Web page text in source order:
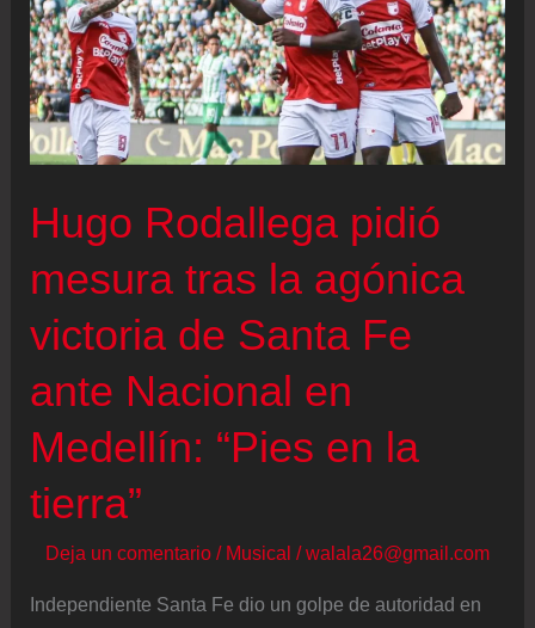
Tolima
en
Ibagué
y
se
campeón
del
colombiano
Hugo Rodallega pidió
mesura tras la agónica
victoria de Santa Fe
ante Nacional en
Medellín: “Pies en la
tierra”
Deja un comentario / Musical /walala26@gmail.com
Independiente Santa Fe dio un golpe de autoridad en